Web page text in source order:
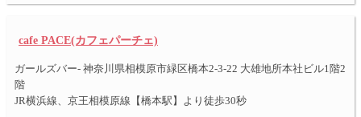
cafe PACE(カフェパーチェ)
ガールズバー- 神奈川県相模原市緑区橋本2-3-22 大雄地所本社ビル1階2
階
JR横浜線、京王相模原線【橋本駅】より徒歩30秒